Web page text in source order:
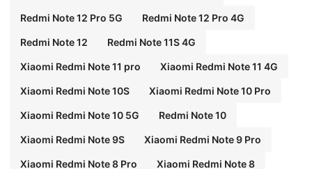
Redmi Note 12 Pro 5G Redmi Note 12 Pro 4G
Redmi Note 12 Redmi Note 11S 4G
Xiaomi Redmi Note 11 pro Xiaomi Redmi Note 11 4G
Xiaomi Redmi Note 10S Xiaomi Redmi Note 10 Pro
Xiaomi Redmi Note 10 5G Redmi Note 10
Xiaomi Redmi Note 9S Xiaomi Redmi Note 9 Pro
Xiaomi Redmi Note 8 Pro Xiaomi Redmi Note 8